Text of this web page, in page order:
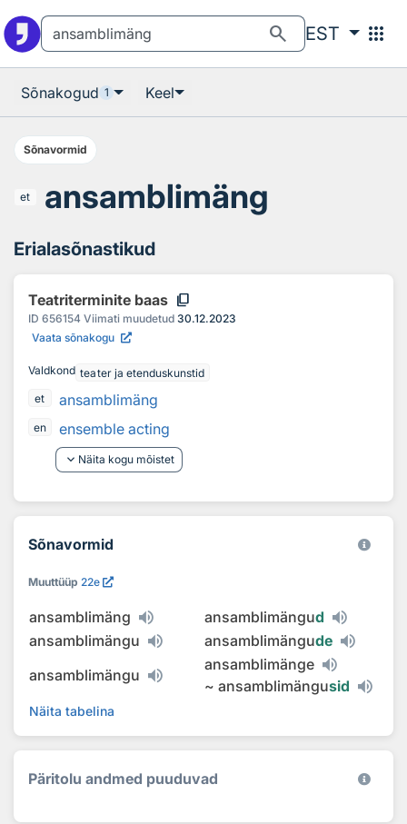
search EST apps
Sõnakogud 1 Keel
Sõnavormid
et ansamblimäng
Erialasõnastikud
Teatriterminite baas content_copy
ID 656154 Viimati muudetud 30.12.2023
Vaata sõnakogu
Valdkond teater ja etenduskunstid
et
ansamblimäng
en
ensemble acting
keyboard_arrow_down Näita kogu mõistet
Sõnavormid
Muuttüüp 22e
ansamblimäng ansamblimängud
ansamblimängu
ansamblimängude
ansamblimängu
ansamblimänge
~ ansamblimängusid
Näita tabelina
Päritolu andmed puuduvad